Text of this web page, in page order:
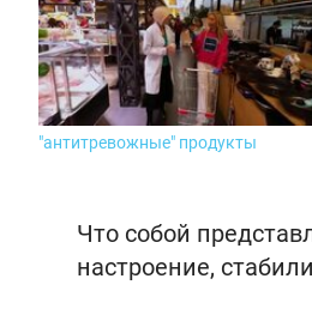
"антитревожные" продукты
Что собой
настроение,